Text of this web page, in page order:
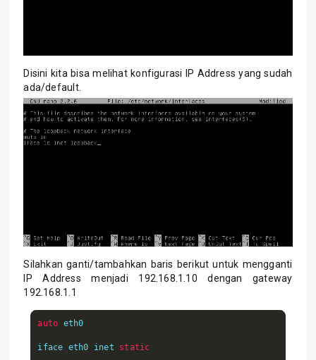
Disini kita bisa melihat konfigurasi IP Address yang sudah
ada/default.
Silahkan ganti/tambahkan baris berikut untuk mengganti
IP Address menjadi 192.168.1.10 dengan gateway
192.168.1.1
auto eth0
iface eth0 inet static